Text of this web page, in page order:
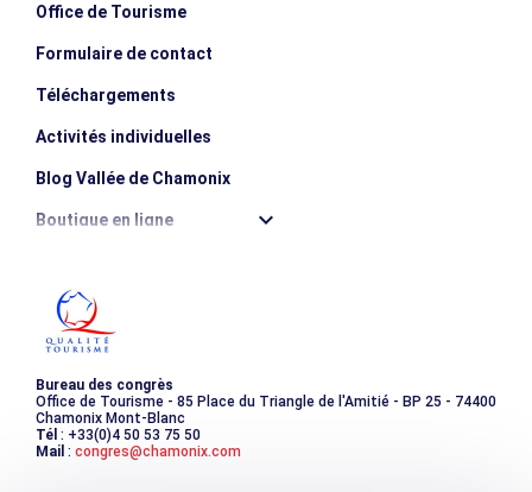
Office de Tourisme
Formulaire de contact
Téléchargements
Activités individuelles
Blog Vallée de Chamonix
Boutique en ligne
Les incontournables
Photothèque
Bureau des congrès
Office de Tourisme - 85 Place du Triangle de l'Amitié - BP 25 - 74400
Chamonix Mont-Blanc
Tél : +33(0)4 50 53 75 50
Mail : congres@chamonix.com